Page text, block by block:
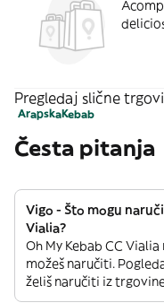
Pregledaj slične
ArapskaKebab
Česta pitanja
Vigo - Što mogu
Vialia?
Oh My Kebab CC
možeš naručiti.
želiš naručiti iz